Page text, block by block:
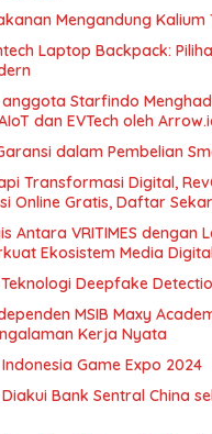
Mengandung Kalium
Laptop Backpack:
anggota Starfindo
dan EVTech oleh
dalam Pembelian
Transformasi Digital,
Online Gratis, Daftar
Antara VRITIMES dengan
Ekosistem Media
Deepfake
MSIB Maxy
Kerja Nyata
Indonesia Game Expo 2024
Bank Sentral China